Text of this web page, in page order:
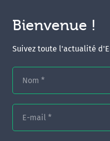
Bienvenue !
Suivez toute l'actualité
Nom *
E-mail *